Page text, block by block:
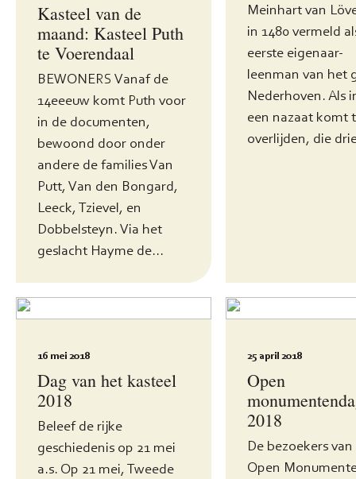
Kasteel van de
maand: Kasteel Puth
te Voerendaal
BEWONERS Vanaf de
14eeeuw komt Puth voor
in de documenten,
bewoond door onder
andere de families Van
Putt, Van den Bongard,
Leeck, Tzievel, en
Dobbelsteyn. Via het
geslacht Hayme de...
Meinhart van
in 1480 vermeld
eerste eigenaar-
leenman van het
Nederhoven. Als
een nazaat komt
overlijden, die
16 mei 2018
Dag van het kasteel
2018
Beleef de rijke
geschiedenis op 21 mei
a.s. Op 21 mei, Tweede
25 april 2018
Open
2018
De bezoekers
Open